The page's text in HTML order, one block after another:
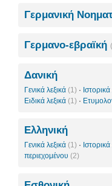
Γερμανική
Γερμανο-εβραϊκή
Δανική
Γενικά λεξικά (1) ·
Ειδικά λεξικά (1) ·
Ελληνική
Γενικά λεξικά (1) ·
περιεχομένου (2)